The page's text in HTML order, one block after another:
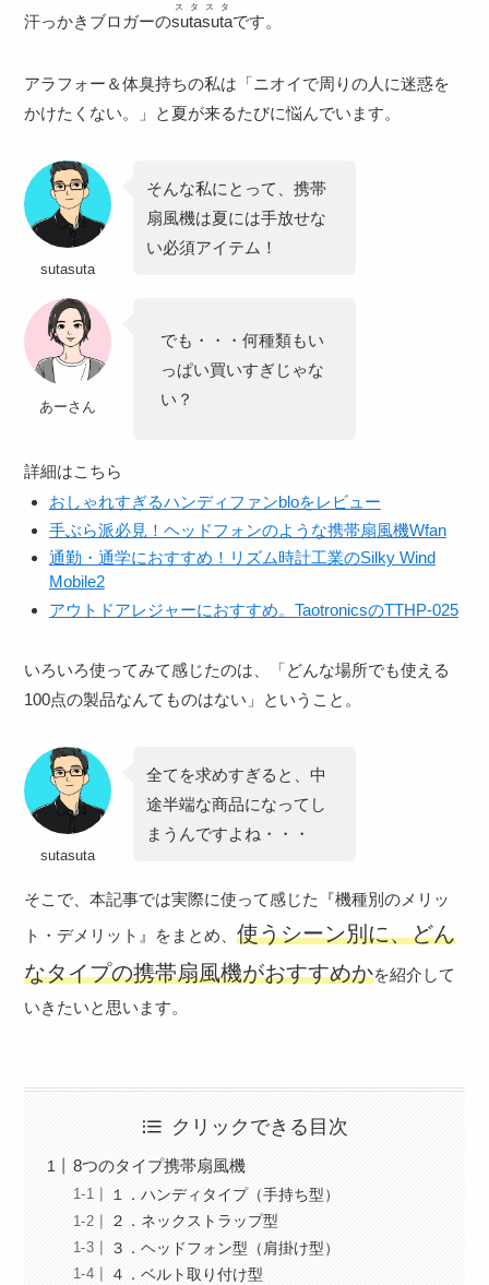
汗っかきブロガーのsutasuta
スタスタ
です。
アラフォー＆体臭持ちの私は 「ニオイで周りの人に迷惑を
かけたくない。」 と夏が来るたびに悩んでいます。
sutasuta
そんな私にとって、携帯
扇風機は夏には手放せな
い必須アイテム！
あーさん
でも・・・何種類もい
っぱい買いすぎじゃな
い？
詳細はこちら
おしゃれすぎるハンディファンbloをレビュー
手ぶら派必見！ヘッドフォンのような携帯扇風機Wfan
通勤・通学におすすめ！リズム時計工業のSilky Wind
Mobile2
アウトドアレジャーにおすすめ。TaotronicsのTTHP-025
いろいろ使ってみて感じたのは、
「どんな場所でも使える
100点の製品なんてものはない」 ということ。
sutasuta
全てを求めすぎると、中
途半端な商品になってし
まうんですよね・・・
そこで、本記事では実際に使って感じた『機種別のメリッ
ト・デメリット』をまとめ、使うシーン別に、どん
なタイプの携帯扇風機がおすすめかを紹介して
いきたいと思います。
クリックできる目次
8つのタイプ携帯扇風機
１．ハンディタイプ（手持ち型）
２．ネックストラップ型
３．ヘッドフォン型（肩掛け型）
４．ベルト取り付け型